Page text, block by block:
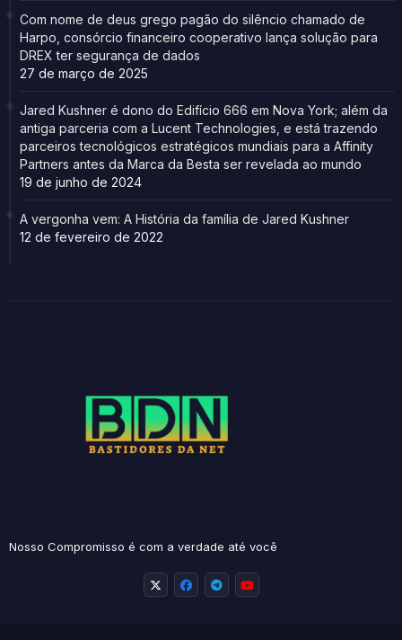
Com nome de deus grego pagão do silêncio chamado de
Harpo, consórcio financeiro cooperativo lança solução para
DREX ter segurança de dados
27 de março de 2025
Jared Kushner é dono do Edifício 666 em Nova York; além da
antiga parceria com a Lucent Technologies, e está trazendo
parceiros tecnológicos estratégicos mundiais para a Affinity
Partners antes da Marca da Besta ser revelada ao mundo
19 de junho de 2024
A vergonha vem: A História da família de Jared Kushner
12 de fevereiro de 2022
Nosso Compromisso é com a verdade até você